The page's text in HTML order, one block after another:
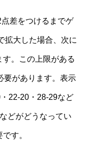
差をつけるまでゲ
拡大した場合、次に
。この上限がある
要があります。表示
22-20・28-29など
どがどうなってい
す。